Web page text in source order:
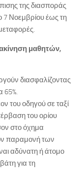
της διασποράς
7 Νοεμβρίου έως τη
μαθητών,
διασφαλίζοντας
65%.
του οδηγού σε ταξί
του ορίου
στο όχημα
παραμονή των
αδύνατη ή άτομο
για τη